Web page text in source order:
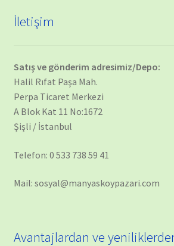
İletişim
Satış ve gönderim adresimiz/Depo:
Halil Rıfat Paşa Mah.
Perpa Ticaret Merkezi
A Blok Kat 11 No:1672
Şişli / İstanbul
Telefon: 0 533 738 59 41
Mail: sosyal@manyaskoypazari.com
Avantajlardan ve